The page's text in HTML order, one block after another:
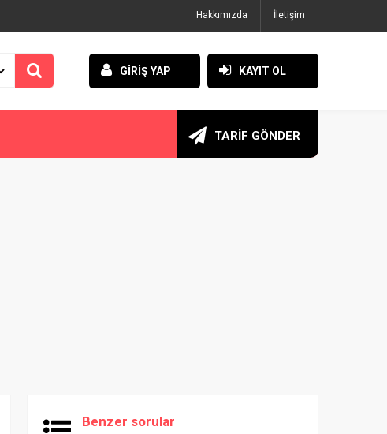
Hakkımızda İletişim
GİRİŞ YAP KAYIT OL
TARİF GÖNDER
Benzer sorular